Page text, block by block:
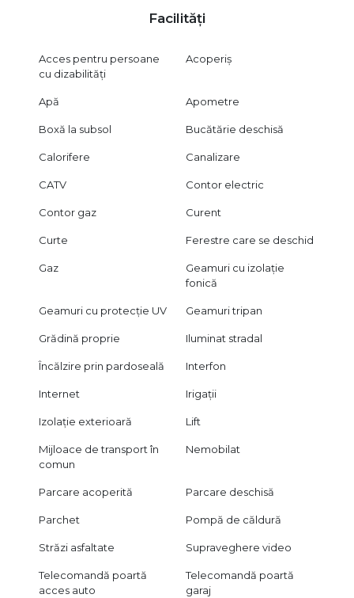
Facilități
Acces pentru persoane
cu dizabilități
Acoperiș
Apă Apometre
Boxă la subsol Bucătărie deschisă
Calorifere Canalizare
CATV Contor electric
Contor gaz Curent
Curte Ferestre care se deschid
Gaz
Geamuri cu izolație
fonică
Geamuri cu protecție UV Geamuri tripan
Grădină proprie Iluminat stradal
Încălzire prin pardoseală Interfon
Internet Irigații
Izolație exterioară Lift
Mijloace de transport în
comun
Nemobilat
Parcare acoperită Parcare deschisă
Parchet Pompă de căldură
Străzi asfaltate Supraveghere video
Telecomandă poartă
acces auto
Telecomandă poartă
garaj